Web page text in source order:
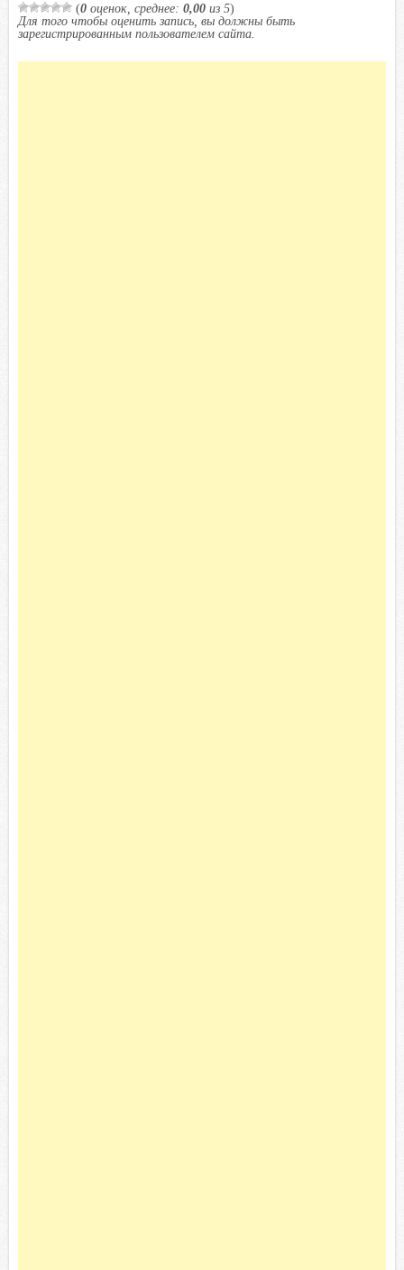
(0 оценок, среднее: 0,00 из 5)
Для того чтобы оценить запись, вы должны быть
зарегистрированным пользователем сайта.